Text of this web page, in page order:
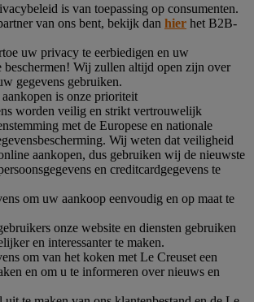
is van toepassing op consumenten.
van ons bent, bekijk dan hier het B2B-
uw privacy te eerbiedigen en uw
beschermen! Wij zullen altijd open zijn over
gegevens gebruiken.
is onze prioriteit
worden veilig en strikt vertrouwelijk
met de Europese en nationale
Wij weten dat veiligheid
aankopen, dus gebruiken wij de nieuwste
en creditcardgegevens te
om uw aankoop eenvoudig en op maat te
onze website en diensten gebruiken
en interessanter te maken.
om van het koken met Le Creuset een
en om u te informeren over nieuws en